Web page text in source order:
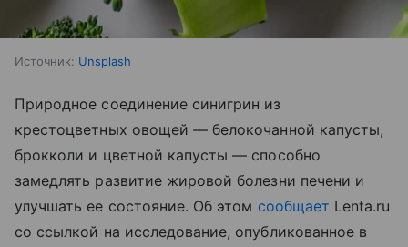
Источник: Unsplash
Природное соединение синигрин из
крестоцветных овощей — белокочанной капусты,
брокколи и цветной капусты — способно
замедлять развитие жировой болезни печени и
улучшать ее состояние. Об этом сообщает Lenta.ru
со ссылкой на исследование, опубликованное в